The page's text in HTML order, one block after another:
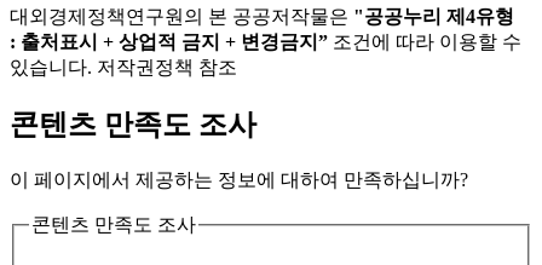
대외경제정책연구원의 본 공공저작물은 "공공누리 제4유형
: 출처표시 + 상업적 금지 + 변경금지” 조건에 따라 이용할 수
있습니다. 저작권정책 참조
콘텐츠 만족도 조사
이 페이지에서 제공하는 정보에 대하여 만족하십니까?
콘텐츠 만족도 조사